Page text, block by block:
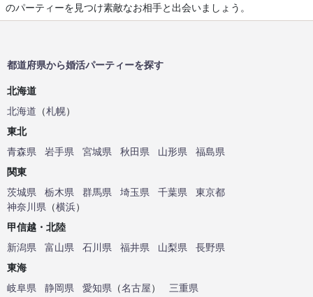
のパーティーを見つけ素敵なお相手と出会いましょう。
都道府県から婚活パーティーを探す
北海道
北海道 （札幌）
東北
青森県
岩手県 宮城県 秋田県 山形県
福島県
関東
茨城県
栃木県 群馬県 埼玉県 千葉県
東京都
神奈川県 （横浜）
甲信越・北陸
新潟県
富山県 石川県 福井県 山梨県
長野県
東海
岐阜県
静岡県 愛知県 （名古屋）
三重県